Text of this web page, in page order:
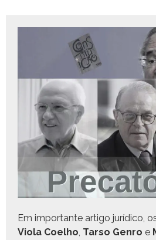
Em impor­tante arti­go jurídi­co,
Vio­la Coel­ho, Tar­so Gen­ro e